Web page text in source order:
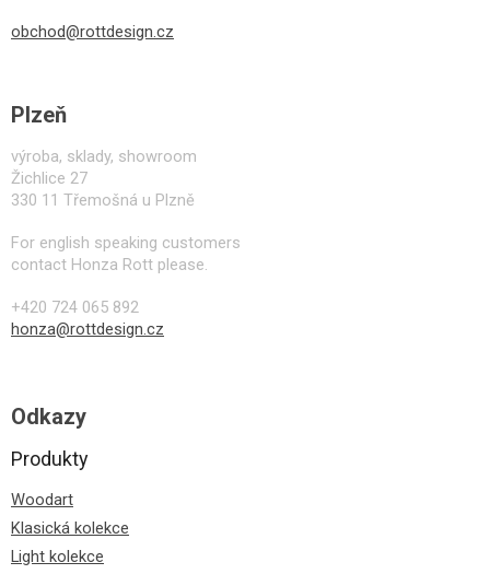
obchod@rottdesign.cz
Plzeň
výroba, sklady, showroom
Žichlice 27
330 11 Třemošná u Plzně
For english speaking customers
contact Honza Rott please.
+420 724 065 892
honza@rottdesign.cz
Odkazy
Produkty
Woodart
Klasická kolekce
Light kolekce